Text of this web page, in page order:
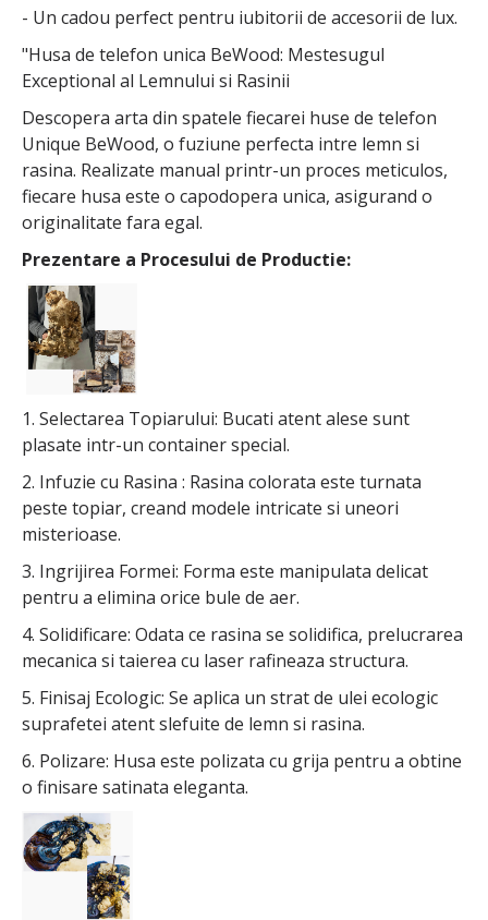
- Un cadou perfect pentru iubitorii de accesorii de lux.
"Husa de telefon unica BeWood: Mestesugul
Exceptional al Lemnului si Rasinii
Descopera arta din spatele fiecarei huse de telefon
Unique BeWood, o fuziune perfecta intre lemn si
rasina. Realizate manual printr-un proces meticulos,
fiecare husa este o capodopera unica, asigurand o
originalitate fara egal.
Prezentare a Procesului de Productie:
1. Selectarea Topiarului: Bucati atent alese sunt
plasate intr-un container special.
2. Infuzie cu Rasina : Rasina colorata este turnata
peste topiar, creand modele intricate si uneori
misterioase.
3. Ingrijirea Formei: Forma este manipulata delicat
pentru a elimina orice bule de aer.
4. Solidificare: Odata ce rasina se solidifica, prelucrarea
mecanica si taierea cu laser rafineaza structura.
5. Finisaj Ecologic: Se aplica un strat de ulei ecologic
suprafetei atent slefuite de lemn si rasina.
6. Polizare: Husa este polizata cu grija pentru a obtine
o finisare satinata eleganta.